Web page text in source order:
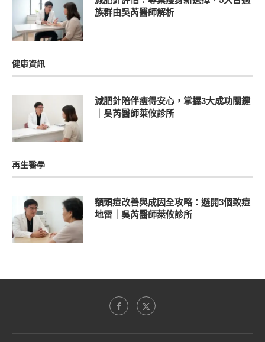
族群由吳芮醫師解析
健康資訊
減肥針陪伴瘦得安心，掌握3大成功關鍵
｜吳芮醫師萊攸診所
再生醫學
額頭痘改善與成因全攻略：避開3個致痘
地雷｜吳芮醫師萊攸診所